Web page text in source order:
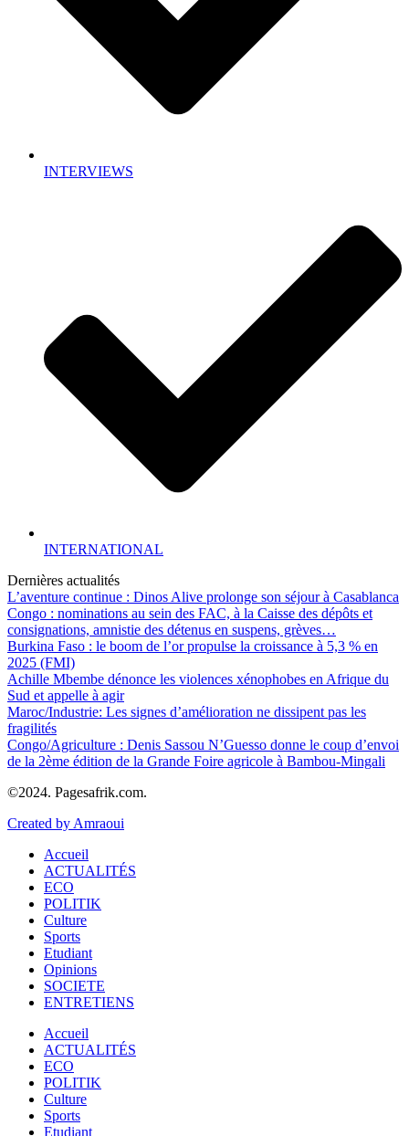
INTERVIEWS
INTERNATIONAL
Dernières actualités
L’aventure continue : Dinos Alive prolonge son séjour à Casablanca
Congo : nominations au sein des FAC, à la Caisse des dépôts et
consignations, amnistie des détenus en suspens, grèves…
Burkina Faso : le boom de l’or propulse la croissance à 5,3 % en
2025 (FMI)
Achille Mbembe dénonce les violences xénophobes en Afrique du
Sud et appelle à agir
Maroc/Industrie: Les signes d’amélioration ne dissipent pas les
fragilités
Congo/Agriculture : Denis Sassou N’Guesso donne le coup d’envoi
de la 2ème édition de la Grande Foire agricole à Bambou-Mingali
©2024. Pagesafrik.com.
Created by Amraoui
Accueil
ACTUALITÉS
ECO
POLITIK
Culture
Sports
Etudiant
Opinions
SOCIETE
ENTRETIENS
Accueil
ACTUALITÉS
ECO
POLITIK
Culture
Sports
Etudiant